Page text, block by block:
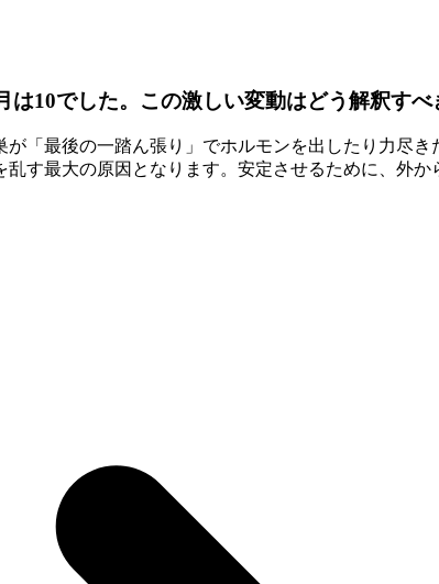
10でした。この激しい変動はどう解釈すべ
「最後の一踏ん張り」でホルモンを出したり力尽
す最大の原因となります。安定させるために、外